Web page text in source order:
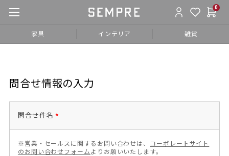
0
家具 インテリア 雑貨
問合せ情報の入力
問合せ件名 *
※営業・セールスに関するお問い合わせは、 コーポレートサイト
のお問い合わせフォーム よりお願いいたします。